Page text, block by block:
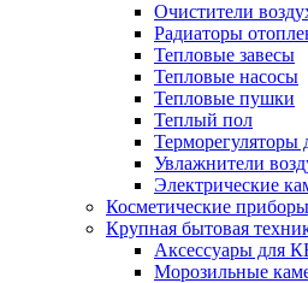
Очистители
Радиаторы
Тепловые завесы
Тепловые насосы
Тепловые пушки
Теплый пол
Терморегуляторы
Увлажнители
Электрические
Косметические приборы
Крупная бытовая
Аксессуары для
Морозильные